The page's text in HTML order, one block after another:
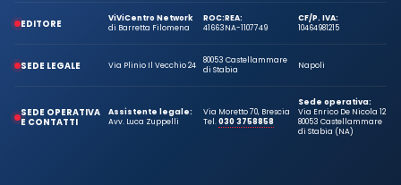
EDITORE
ViViCentro Network
di Barretta Filomena
ROC:
41663
REA:
NA-1107749
CF/P. IVA:
10464981215
SEDE LEGALE Via Plinio Il Vecchio 24
80053 Castellammare
di Stabia
Napoli
SEDE OPERATIVA
E CONTATTI
Assistente legale:
Avv. Luca Zuppelli
Via Moretto 70, Brescia
Tel.030 3758858
Sede operativa:
Via Enrico De Nicola 12
80053 Castellammare
di Stabia (NA)